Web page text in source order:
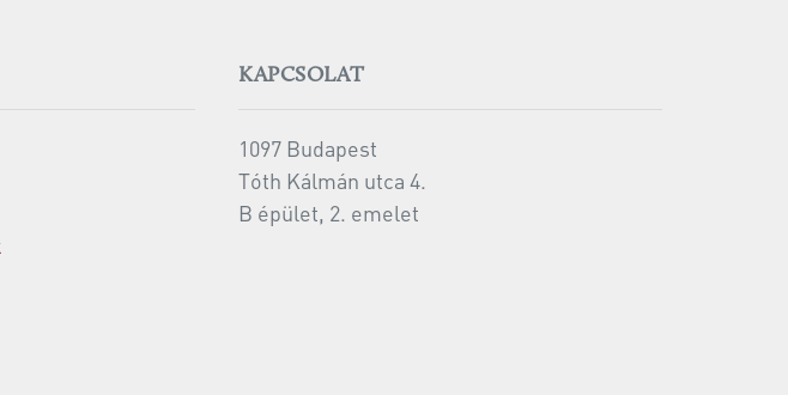
KAPCSOLAT
1097 Budapest
Tóth Kálmán utca 4.
B épület, 2. emelet